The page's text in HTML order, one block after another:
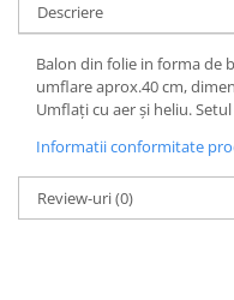
Descriere
Balon din folie in forma de
umflare aprox.40 cm,
Umflați cu aer și heliu.
Informatii conformitate
Review-uri(0)